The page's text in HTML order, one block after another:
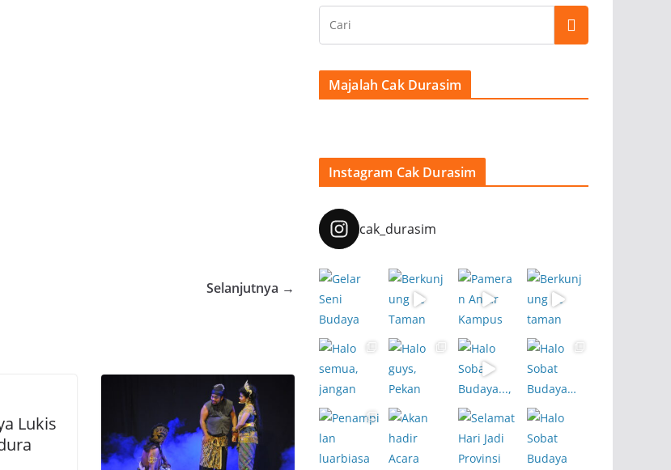
Selanjutnya →
Lukis
Majalah Cak Durasim
Instagram Cak Durasim
cak_durasim